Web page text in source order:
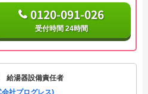
0120-091-026
受付時間 24時間
給湯器設備責任者
社プログレス)